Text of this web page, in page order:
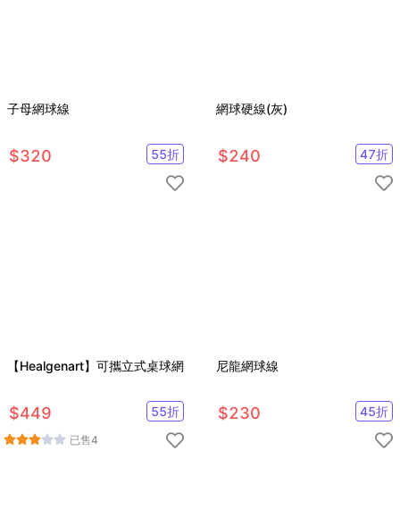
子母網球線
$320 55折
網球硬線(灰)
$240 47折
【Healgenart】可攜立式桌球網
$449 55折
已售4
尼龍網球線
$230 45折